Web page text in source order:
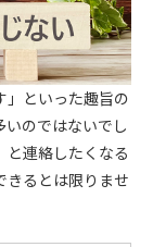
」といった趣旨の
のではないでし
連絡したくなる
きるとは限りませ